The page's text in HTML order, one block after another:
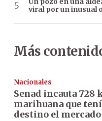
viral por un inusual
Más
Nacionales
Senad incauta 728
marihuana que
destino el